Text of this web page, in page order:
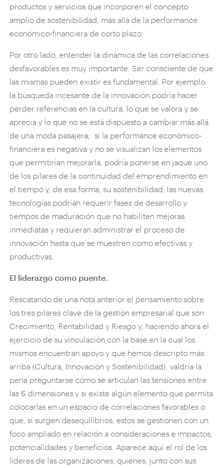
productos y servicios que incorporen el concepto
amplio de sostenibilidad, más allá de la performance
económico-financiera de corto plazo.
Por otro lado, entender la dinámica de las correlaciones
desfavorables es muy importante. Ser consciente de que
las mismas pueden existir es fundamental. Por ejemplo,
la búsqueda incesante de la innovación podría hacer
perder referencias en la cultura, lo que se valora y se
aprecia y lo que no se está dispuesto a cambiar más allá
de una moda pasajera; si la performance económico-
financiera es negativa y no se visualizan los elementos
que permitirían mejorarla, podría ponerse en jaque uno
de los pilares de la continuidad del emprendimiento en
el tiempo y, de esa forma, su sostenibilidad; las nuevas
tecnologías podrían requerir fases de desarrollo y
tiempos de maduración que no habiliten mejoras
inmediatas y requieran administrar el proceso de
innovación hasta que se muestren como efectivas y
productivas.
El liderazgo como puente.
Rescatando de una nota anterior el pensamiento sobre
los tres pilares clave de la gestión empresarial que son
Crecimiento, Rentabilidad y Riesgo y, haciendo ahora el
ejercicio de su vinculación con la base en la cual los
mismos encuentran apoyo y que hemos descripto más
arriba (Cultura, Innovación y Sostenibilidad), valdría la
pena preguntarse cómo se articulan las tensiones entre
las 6 dimensiones y si existe algún elemento que permita
colocarlas en un espacio de correlaciones favorables o
que, si surgen desequilibrios, estos se gestionen con un
foco ampliado en relación a consideraciones e impactos,
potencialidades y beneficios. Aparece aquí el rol de los
líderes de las organizaciones, quienes, junto con sus